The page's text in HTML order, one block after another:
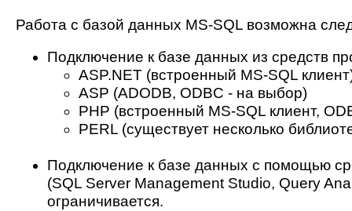
Работа с базой данных MS-SQL возможна
Подключение к базе данных из средств
ASP.NET (встроенный MS-SQL
ASP (ADODB, ODBC - на выбор)
PHP (встроенный MS-SQL клиент,
PERL (существует несколько
Подключение к базе данных с помощью
(SQL Server Management Studio, Query
ограничивается.